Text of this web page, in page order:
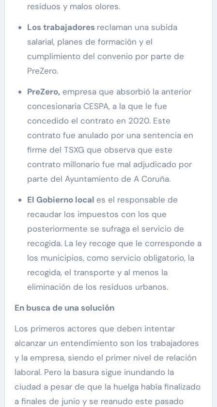
residuos y malos olores.
Los trabajadores reclaman una subida
salarial, planes de formación y el
cumplimiento del convenio por parte de
PreZero.
PreZero,empresa que absorbió la anterior
concesionaria CESPA, a la que le fue
concedido el contrato en 2020. Este
contrato fue anulado por una sentencia en
firme del TSXG que observa que este
contrato millonario fue mal adjudicado por
parte del Ayuntamiento de A Coruña.
El Gobierno local es el responsable de
recaudar los impuestos con los que
posteriormente se sufraga el servicio de
recogida. La ley recoge que le corresponde a
los municipios, como servicio obligatorio, la
recogida, el transporte y al menos la
eliminación de los residuos urbanos.
En busca de una solución
Los primeros actores que deben intentar
alcanzar un entendimiento son los trabajadores
y la empresa, siendo el primer nivel de relación
laboral. Pero la basura sigue inundando la
ciudad a pesar de que la huelga había finalizado
a finales de junio y se reanudo este pasado